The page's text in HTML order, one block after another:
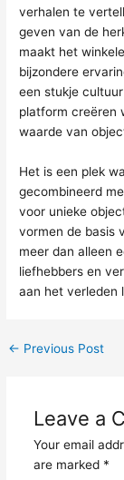
verhalen te
geven van de
maakt het
bijzondere
een stukje
platform creëren
waarde van
Het is een plek
gecombineerd
voor unieke
vormen de basis
meer dan alleen
liefhebbers en
aan het verleden
← Previous Post
Leave a
Your email
are marked *